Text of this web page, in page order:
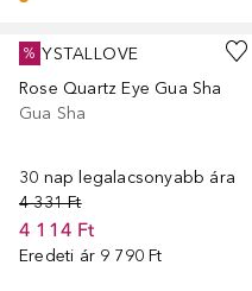
CRYSTALLOVE
Rose Quartz Eye Gua Sha
Gua Sha
30 nap legalacsonyabb ára
4 331 Ft
4 114 Ft
Eredeti ár 9 790 Ft
%